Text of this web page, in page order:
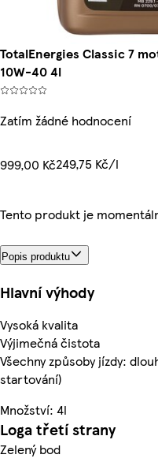
TotalEnergies Classic 7
10W-40 4l
Zatím žádné hodnocení
999,00 Kč249,75 Kč/l
Tento produkt je
Popis produktu
Hlavní výhody
Vysoká kvalita
Výjimečná čistota
Všechny způsoby jízdy:
startování)
Množství: 4l
Loga třetí strany
Zelený bod